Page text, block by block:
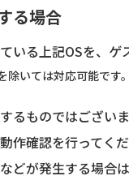
る場合
いる上記OSを、
いては対応可能です。
るものではございま
作確認を行ってくだ
どが発生する場合